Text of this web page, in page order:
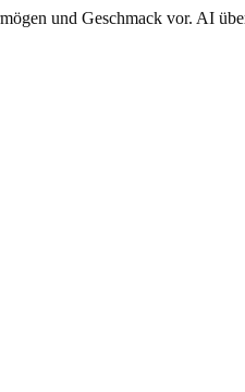
und Geschmack vor. AI